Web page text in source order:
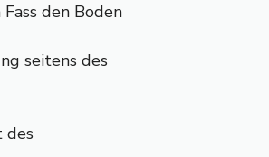
den Boden
seitens des
des